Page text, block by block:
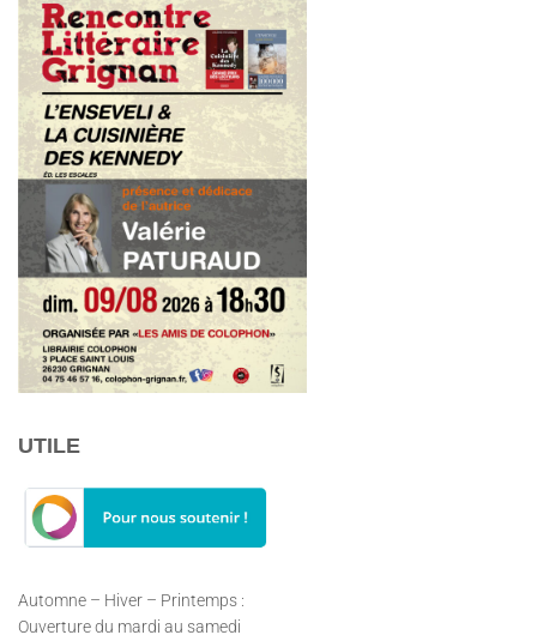
UTILE
Automne – Hiver – Printemps :
Ouverture du mardi au samedi